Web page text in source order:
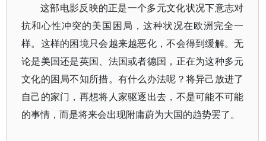
这部电影反映的正是一个多元文化状况下意志对
抗和心性冲突的美国困局，这种状况在欧洲完全一
样。这样的困境只会越来越恶化，不会得到缓解。无
论是美国还是英国、法国或者德国，正在为这种多元
文化的困局不知所措。有什么办法呢？将异己放进了
自己的家门，再想将人家驱逐出去，不是可能不可能
的事情，而是将来会出现附庸蔚为大国的趋势罢了。